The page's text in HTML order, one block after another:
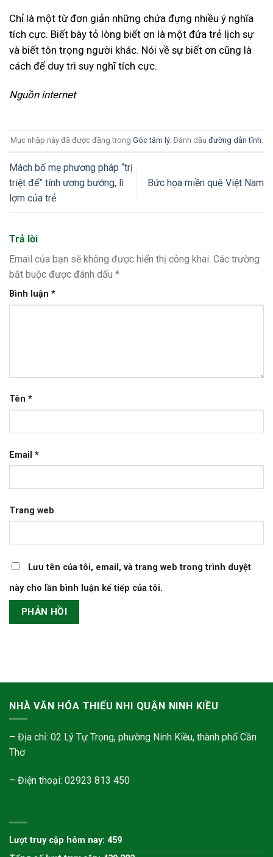
Chỉ là một từ đơn giản những chứa đựng nhiều ý nghĩa
tích cực. Biết bày tỏ lòng biết ơn là một đứa trẻ lịch sự
và biết tôn trọng người khác. Nói về sự biết ơn cũng là
cách để duy trì suy nghĩ tích cực.
Nguồn internet
Mục nhập này đã được đăng trong Góc tâm lý. Đánh dấu đường dẫn tĩnh.
Mách bố mẹ phương pháp “trị
triệt để” tính ương bướng, lì
lợm của trẻ
Bức họa miền quê Việt Nam
Trả lời
Email của bạn sẽ không được hiển thị công khai. Các trường
bắt buộc được đánh dấu *
Bình luận *
Tên *
Email *
Trang web
Lưu tên của tôi, email, và trang web trong trình duyệt
này cho lần bình luận kế tiếp của tôi.
NHÀ VĂN HÓA THIẾU NHI QUẬN NINH KIỀU
– Địa chỉ: 02 Lý Tự Trọng, phường Ninh Kiều, thành phố Cần
Thơ
– Điện thoại: 02923 813 450
Lượt truy cập hôm nay: 459